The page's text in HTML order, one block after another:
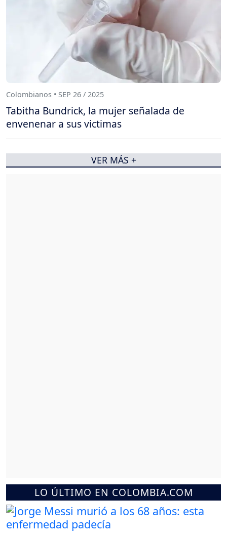
LO ÚLTIMO EN COLOMBIA.COM
Colombianos • SEP 26 / 2025
Tabitha Bundrick, la mujer señalada de
envenenar a sus victimas
VER MÁS +